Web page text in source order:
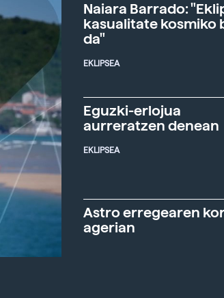
Naiara Barrado:
kasualitate kosmiko
da"
EKLIPSEA
Eguzki-erlojua
aurreratzen denean
EKLIPSEA
Astro erregearen
agerian